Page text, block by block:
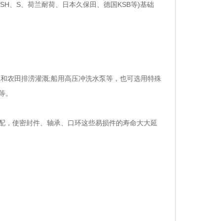
、S、荷兰耐荷、日本久保田、德国KSB等)基础
田排涝灌溉;船用高压冲洗水泵等，也可选用特殊
。
使密封件、轴承、口环这些易损件的寿命大大延